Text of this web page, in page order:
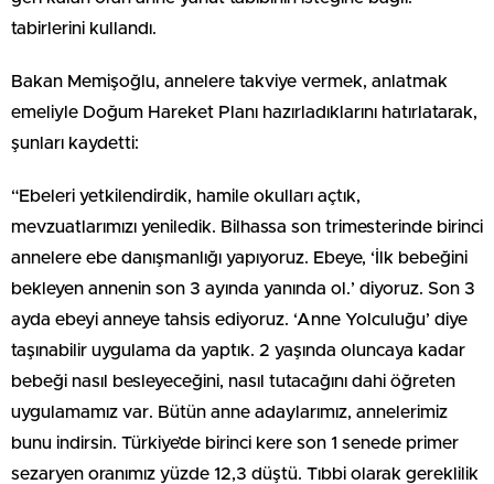
tabirlerini kullandı.
Bakan Memişoğlu, annelere takviye vermek, anlatmak
emeliyle Doğum Hareket Planı hazırladıklarını hatırlatarak,
şunları kaydetti:
“Ebeleri yetkilendirdik, hamile okulları açtık,
mevzuatlarımızı yeniledik. Bilhassa son trimesterinde birinci
annelere ebe danışmanlığı yapıyoruz. Ebeye, ‘İlk bebeğini
bekleyen annenin son 3 ayında yanında ol.’ diyoruz. Son 3
ayda ebeyi anneye tahsis ediyoruz. ‘Anne Yolculuğu’ diye
taşınabilir uygulama da yaptık. 2 yaşında oluncaya kadar
bebeği nasıl besleyeceğini, nasıl tutacağını dahi öğreten
uygulamamız var. Bütün anne adaylarımız, annelerimiz
bunu indirsin. Türkiye’de birinci kere son 1 senede primer
sezaryen oranımız yüzde 12,3 düştü. Tıbbi olarak gereklilik